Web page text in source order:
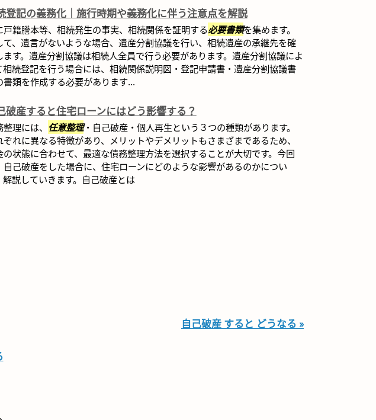
登記の義務化｜施行時期や義務化に伴う注意点を解説
戸籍謄本等、相続発生の事実、相続関係を証明する必要書類を集めます。
て、遺言がないような場合、遺産分割協議を行い、相続遺産の承継先を確
ます。遺産分割協議は相続人全員で行う必要があります。遺産分割協議によ
相続登記を行う場合には、相続関係説明図・登記申請書・遺産分割協議書
書類を作成する必要があります...
破産すると住宅ローンにはどう影響する？
理には、 任意整理・自己破産・個人再生という３つの種類があります。
ぞれに異なる特徴があり、メリットやデメリットもさまざまであるため、
の状態に合わせて、最適な債務整理方法を選択することが大切です。今回
自己破産をした場合に、住宅ローンにどのような影響があるのかについ
解説していきます。自己破産とは
自己破産 すると どうなる »